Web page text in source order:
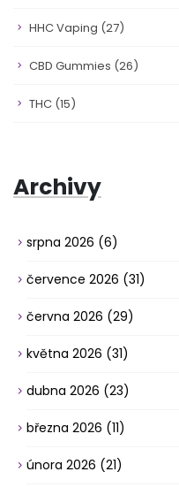
HHC Vaping (27)
CBD Gummies (26)
THC (15)
Archivy
srpna 2026 (6)
července 2026 (31)
června 2026 (29)
května 2026 (31)
dubna 2026 (23)
března 2026 (11)
února 2026 (21)